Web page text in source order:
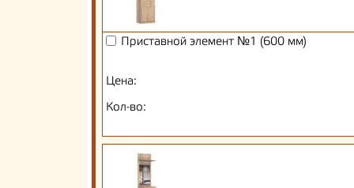
Приставной элемент №1 (600 мм)
Цена:
Кол-во: